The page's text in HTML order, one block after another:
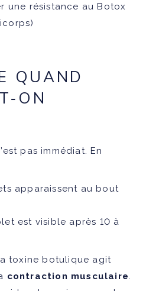
une résistance au Botox
QUAND
pas immédiat. En
apparaissent au bout
est visible après 10 à
toxine botulique agit
contraction musculaire